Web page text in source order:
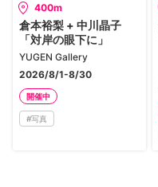
400m
倉本裕梨 + 中川晶子
「対岸の眼下に」
YUGEN Gallery
2026/8/1-8/30
開催中
#写真